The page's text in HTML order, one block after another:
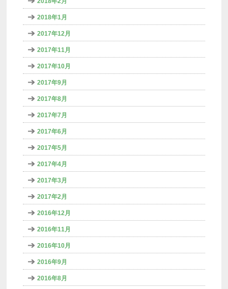
2018年1月
2017年12月
2017年11月
2017年10月
2017年9月
2017年8月
2017年7月
2017年6月
2017年5月
2017年4月
2017年3月
2017年2月
2016年12月
2016年11月
2016年10月
2016年9月
2016年8月